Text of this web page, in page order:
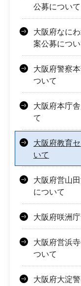
公募について
大阪府なに
案公募につ
大阪府警察
ついて
大阪府本庁
て
大阪府教育
いて
大阪府営山
について
大阪府咲洲
大阪府営浜
ついて
大阪府大淀